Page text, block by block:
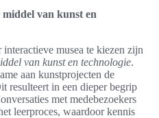
van kunst en
musea te kiezen zijn
van kunst en technologie.
aan kunstprojecten de
resulteert in een dieper begrip
met medebezoekers
leerproces, waardoor kennis